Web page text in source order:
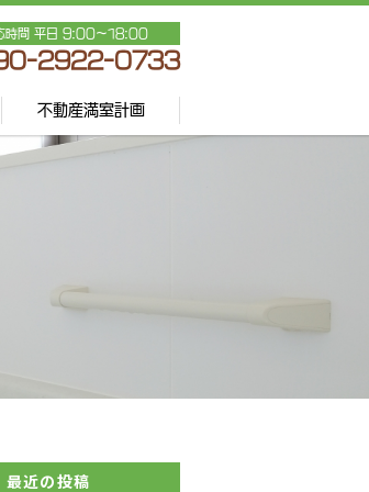
時間 平日 9:00～18:00
2922-0733
不動産満室計画
最近の投稿